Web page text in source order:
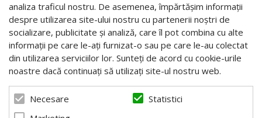
analiza traficul nostru. De asemenea, împărtășim informații
despre utilizarea site-ului nostru cu partenerii noștri de
socializare, publicitate și analiză, care îl pot combina cu alte
informații pe care le-ați furnizat-o sau pe care le-au colectat
din utilizarea serviciilor lor. Sunteți de acord cu cookie-urile
noastre dacă continuați să utilizați site-ul nostru web.
Necesare
Statistici